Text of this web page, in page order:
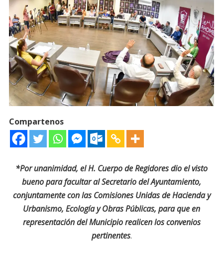
Compartenos
*Por unanimidad, el H. Cuerpo de Regidores dio el visto
bueno para facultar al Secretario del Ayuntamiento,
conjuntamente con las Comisiones Unidas de Hacienda y
Urbanismo, Ecología y Obras Públicas, para que en
representación del Municipio realicen los convenios
pertinentes.